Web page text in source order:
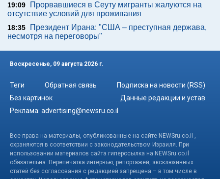
19:09
Прорвавшиеся в Сеуту мигранты жалуются на
отсутствие условий для проживания
18:35
Президент Ирана: "США – преступная держава,
несмотря на переговоры"
Воскресенье, 09 августа 2026 г.
Теги Обратная связь
Подписка на новости (RSS)
Без картинок
Данные редакции и устав
Реклама: advertising@newsru.co.il
Все права на материалы, опубликованные на сайте NEWSru.co.il ,
охраняются в соответствии с законодательством Израиля. При
использовании материалов сайта гиперссылка на NEWSru.co.il
обязательна. Перепечатка интервью, репортажей, эксклюзивных
статей без согласования с редакцией запрещена – в том числе в